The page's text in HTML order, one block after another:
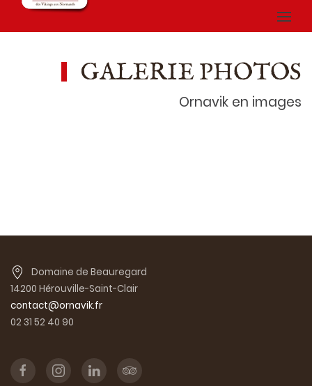
GALERIE PHOTOS
Ornavik en images
Domaine de Beauregard
14200 Hérouville-Saint-Clair
contact@ornavik.fr
02 31 52 40 90